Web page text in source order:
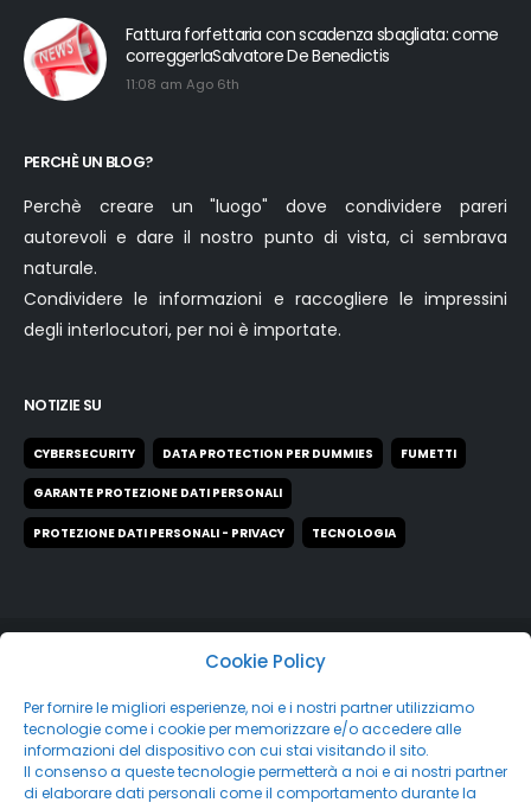
Cookie Policy
Per fornire le migliori esperienze, noi e i nostri partner utilizziamo
tecnologie come i cookie per memorizzare e/o accedere alle
informazioni del dispositivo con cui stai visitando il sito.
Il consenso a queste tecnologie permetterà a noi e ai nostri partner
di elaborare dati personali come il comportamento durante la
Fattura forfettaria con scadenza sbagliata: come
correggerlaSalvatore De Benedictis
11:08 am Ago 6th
PERCHÈ UN BLOG?
Perchè creare un "luogo" dove condividere pareri
autorevoli e dare il nostro punto di vista, ci sembrava
naturale.
Condividere le informazioni e raccogliere le impressini
degli interlocutori, per noi è importate.
NOTIZIE SU
CYBERSECURITY DATA PROTECTION PER DUMMIES FUMETTI
GARANTE PROTEZIONE DATI PERSONALI
PROTEZIONE DATI PERSONALI - PRIVACY TECNOLOGIA